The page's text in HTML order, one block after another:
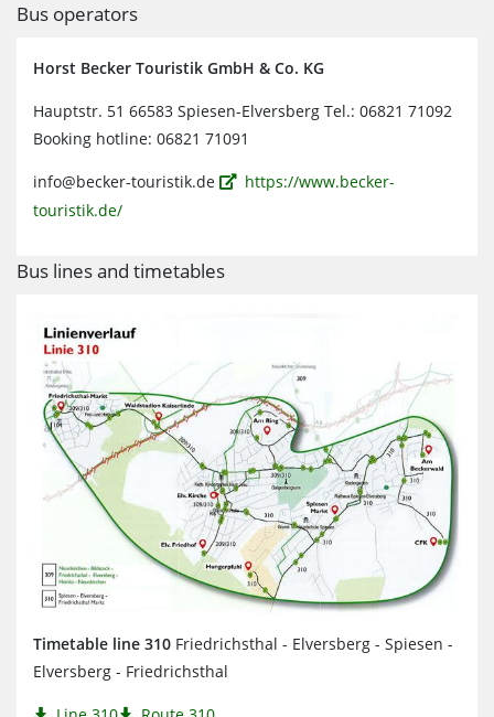
Bus operators
Horst Becker Touristik GmbH & Co. KG
Hauptstr. 51 66583 Spiesen-Elversberg Tel.: 06821 71092
Booking hotline: 06821 71091
info@becker-touristik.de
https://www.becker-
touristik.de/
Bus lines and timetables
Timetable line 310 Friedrichsthal - Elversberg - Spiesen -
Elversberg - Friedrichsthal